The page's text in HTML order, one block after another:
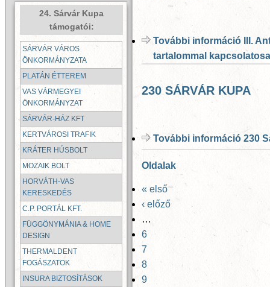
24. Sárvár Kupa
támogatói:
SÁRVÁR VÁROS
ÖNKORMÁNYZATA
PLATÁN ÉTTEREM
VAS VÁRMEGYEI
ÖNKORMÁNYZAT
SÁRVÁR-HÁZ KFT
KERTVÁROSI TRAFIK
KRÁTER HÚSBOLT
MOZAIK BOLT
HORVÁTH-VAS
KERESKEDÉS
C.P. PORTÁL KFT.
FÜGGÖNYMÁNIA & HOME
DESIGN
THERMALDENT
FOGÁSZATOK
INSURA BIZTOSÍTÁSOK
További információ III.
tartalommal
230 SÁRVÁR KUPA
További információ 230
Oldalak
« első
‹ előző
…
6
7
8
9